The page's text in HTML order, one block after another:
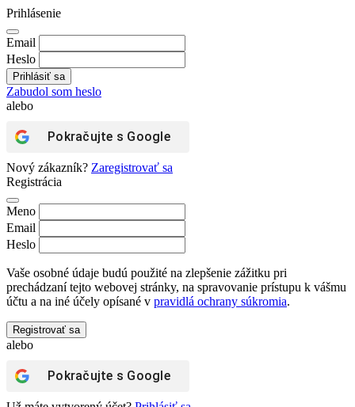
Prihlásenie
Email
Heslo
Zabudol som heslo
alebo
Pokračujte s Google
Nový zákazník? Zaregistrovať sa
Registrácia
Meno
Email
Heslo
Vaše osobné údaje budú použité na zlepšenie zážitku pri
prechádzaní tejto webovej stránky, na spravovanie prístupu k vášmu
účtu a na iné účely opísané v pravidlá ochrany súkromia.
Registrovať sa
alebo
Pokračujte s Google